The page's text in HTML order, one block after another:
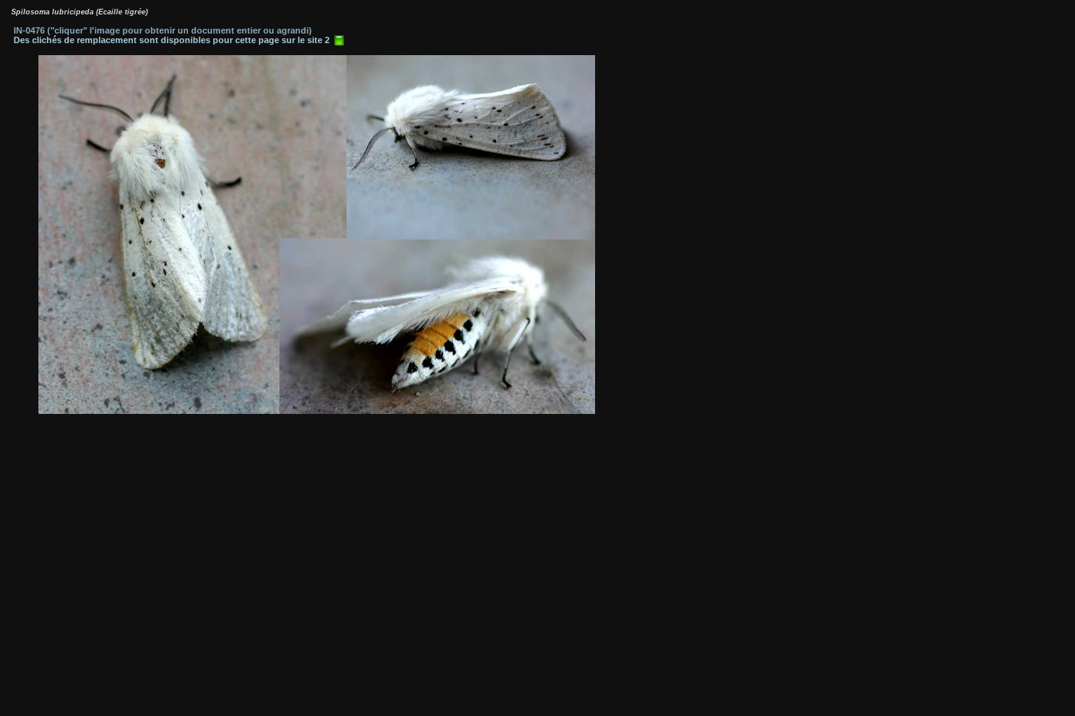
Spilosoma lubricipeda (Ecaille tigrée)
IN-0476 ("cliquer" l'image pour obtenir un document entier ou agrandi)
Des clichés de remplacement sont disponibles pour cette page sur le site 2